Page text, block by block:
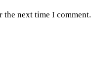
the next time I comment.